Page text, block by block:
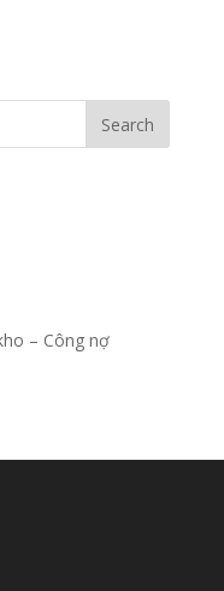
– Công nợ